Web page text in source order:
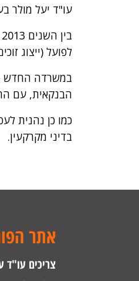
עו"ד יעל מולר בעלת נסיון רב של 20
לפועל (ייצוג
במשרדה החדש
הבנקאית, עם
כמו כן נהנית
בדיני מקרקעין.
אתר
צריכים עו"ד